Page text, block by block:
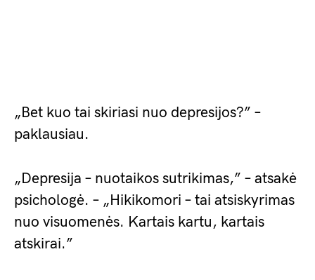
„Bet kuo tai skiriasi nuo depresijos?” –
paklausiau.
„Depresija – nuotaikos sutrikimas,” – atsakė
psichologė. – „Hikikomori – tai atsiskyrimas
nuo visuomenės. Kartais kartu, kartais
atskirai.”